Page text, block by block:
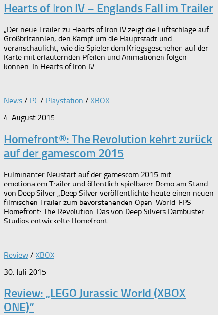
Hearts of Iron IV – Englands Fall im Trailer
„Der neue Trailer zu Hearts of Iron IV zeigt die Luftschläge auf
Großbritannien, den Kampf um die Hauptstadt und
veranschaulicht, wie die Spieler dem Kriegsgeschehen auf der
Karte mit erläuternden Pfeilen und Animationen folgen
können. In Hearts of Iron IV...
News / PC / Playstation / XBOX
4. August 2015
Homefront®: The Revolution kehrt zurück
auf der gamescom 2015
Fulminanter Neustart auf der gamescom 2015 mit
emotionalem Trailer und öffentlich spielbarer Demo am Stand
von Deep Silver „Deep Silver veröffentlichte heute einen neuen
filmischen Trailer zum bevorstehenden Open-World-FPS
Homefront: The Revolution. Das von Deep Silvers Dambuster
Studios entwickelte Homefront:...
Review / XBOX
30. Juli 2015
Review: „LEGO Jurassic World (XBOX
ONE)“